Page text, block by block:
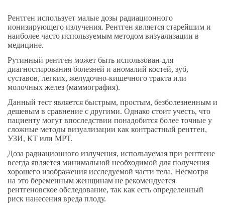
Рентген использует малые дозы радиационного
ионизирующего излучения. Рентген является старейшим и
наиболее часто используемым методом визуализации в
медицине.
Рутинный рентген может быть использован для
диагностирования болезней и аномалий костей, зуб,
суставов, легких, желудочно-кишечного тракта или
молочных желез (маммография).
Данный тест является быстрым, простым, безболезненным и
дешевым в сравнение с другими. Однако стоит учесть, что
пациенту могут впоследствии понадобится более точные у
сложные методы визуализации как контрастный рентген,
УЗИ, КТ или МРТ.
Доза радиационного излучения, используемая при рентгене
всегда является минимальной необходимой для получения
хорошего изображения исследуемой части тела. Несмотря
на это беременным женщинам не рекомендуется
рентгеновское обследование, так как есть определенный
риск нанесения вреда плоду.